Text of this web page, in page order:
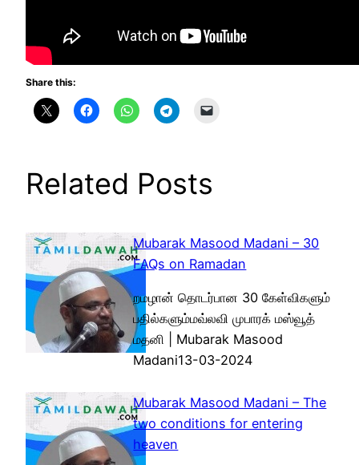
Share this:
Related Posts
Mubarak Masood Madani – 30
FAQs on Ramadan
றமழான் தொடர்பான 30 கேள்விகளும்
பதில்களும்மவ்லவி முபாரக் மஸ்வூத்
மதனி | Mubarak Masood
Madani13-03-2024
Mubarak Masood Madani – The
two conditions for entering
heaven